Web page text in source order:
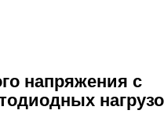
напряжения с